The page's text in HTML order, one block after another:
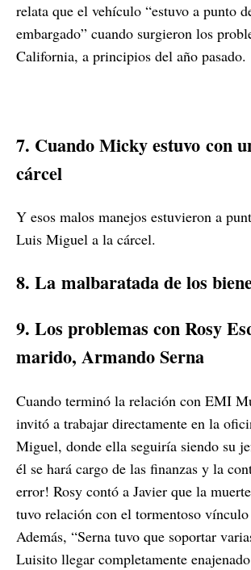
relata que el vehículo “estuvo a punto
embargado” cuando surgieron los
California, a principios del año pasado.
7. Cuando Micky estuvo con
cárcel
Y esos malos manejos estuvieron a
Luis Miguel a la cárcel.
8. La malbaratada de los
9. Los problemas conRosy
marido, Armando Serna
Cuando terminó la relación con EMI
invitó a trabajar directamente en la
Miguel, donde ella seguiría siendo su
él se hará cargo de las finanzas y la
error! Rosy contó a Javier que la
tuvo relación con el tormentoso
Además, “Serna tuvo que soportar
Luisito llegar completamente